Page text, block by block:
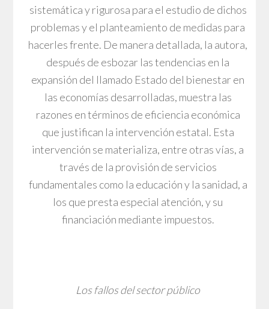
sistemática y rigurosa para el estudio de dichos
problemas y el planteamiento de medidas para
hacerles frente. De manera detallada, la autora,
después de esbozar las tendencias en la
expansión del llamado Estado del bienestar en
las economías desarrolladas, muestra las
razones en términos de eficiencia económica
que justifican la intervención estatal. Esta
intervención se materializa, entre otras vías, a
través de la provisión de servicios
fundamentales como la educación y la sanidad, a
los que presta especial atención, y su
financiación mediante impuestos.
Los fallos del sector público